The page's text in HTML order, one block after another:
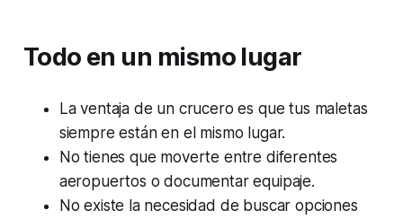
Todo en un mismo lugar
La ventaja de un crucero es que tus maletas
siempre están en el mismo lugar.
No tienes que moverte entre diferentes
aeropuertos o documentar equipaje.
No existe la necesidad de buscar opciones